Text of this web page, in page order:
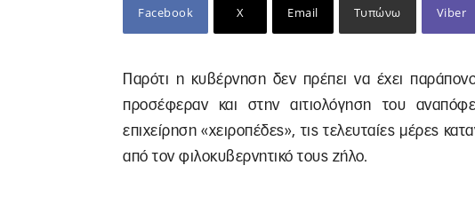
Facebook X Email Τυπώνω Viber
Παρότι η κυβέρνηση δεν πρέπει να έχει
προσέφεραν και στην αιτιολόγηση του
επιχείρηση «χειροπέδες», τις τελευταίες μέρες
από τον φιλοκυβερνητικό τους ζήλο.